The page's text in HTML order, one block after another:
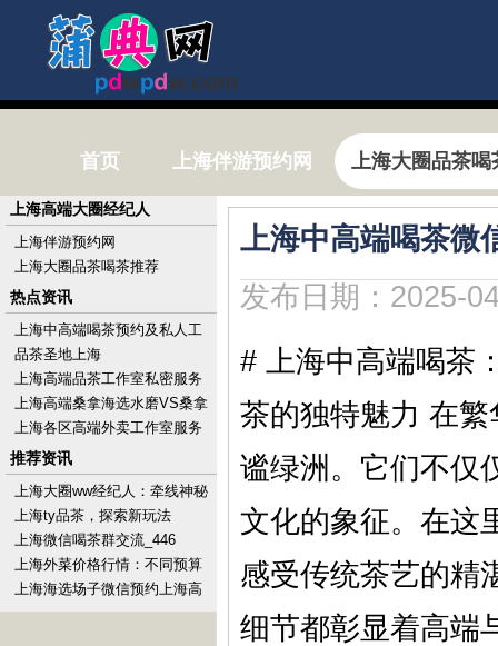
首页 上海伴游预约网 上海大圈品茶喝
上海中高端喝茶微
发布日期：2025-
# 上海中高端喝茶
茶的独特魅力 在
谧绿洲。它们不仅
文化的象征。在这
感受传统茶艺的精
细节都彰显着高端
上海高端大圈经纪人
上海伴游预约网
上海大圈品茶喝茶推荐
热点资讯
上海中高端喝茶预约及私人工
作室电话
品茶圣地上海
上海高端品茶工作室私密服务
体验实录_324
上海高端桑拿海选水磨VS桑拿
房：体验差多少？
上海各区高端外卖工作室服务
_442
推荐资讯
上海大圈ww经纪人：牵线神秘
女孩的背后
上海ty品茶，探索新玩法
上海微信喝茶群交流_446
上海外菜价格行情：不同预算
选择策略_30
上海海选场子微信预约上海高
端品茶网站资源_520